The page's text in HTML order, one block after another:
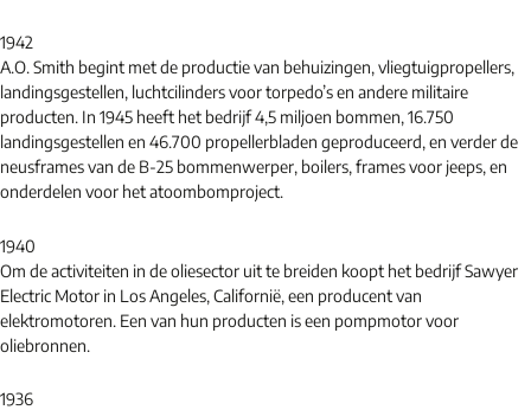
1942
A.O. Smith begint met de productie van behuizingen, vliegtuigpropellers,
landingsgestellen, luchtcilinders voor torpedo’s en andere militaire
producten. In 1945 heeft het bedrijf 4,5 miljoen bommen, 16.750
landingsgestellen en 46.700 propellerbladen geproduceerd, en verder de
neusframes van de B-25 bommenwerper, boilers, frames voor jeeps, en
onderdelen voor het atoombomproject.
1940
Om de activiteiten in de oliesector uit te breiden koopt het bedrijf Sawyer
Electric Motor in Los Angeles, Californië, een producent van
elektromotoren. Een van hun producten is een pompmotor voor
oliebronnen.
1936